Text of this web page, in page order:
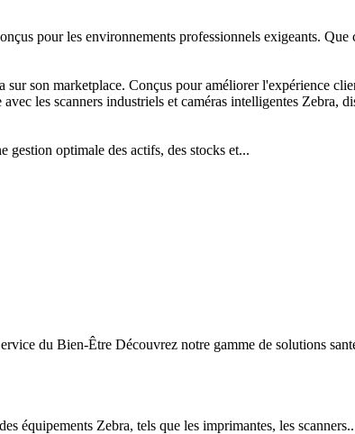
pour les environnements professionnels exigeants. Que
son marketplace. Conçus pour améliorer l'expérience
les scanners industriels et caméras intelligentes Zebra,
optimale des actifs, des stocks et...
du Bien-Être Découvrez notre gamme de solutions
équipements Zebra, tels que les imprimantes, les